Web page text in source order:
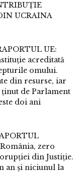
UCRAINA
UE:
acreditată
omului.
din resurse, iar
de Parlament
doi ani
zero
din Justiție.
an și niciunul la